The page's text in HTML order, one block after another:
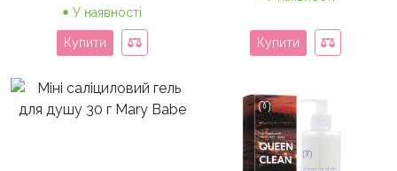
У наявності
Купити Купити